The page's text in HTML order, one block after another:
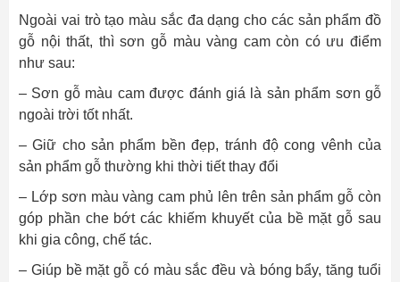
Ngoài vai trò tạo màu sắc đa dạng cho các sản phẩm đồ
gỗ nội thất, thì sơn gỗ màu vàng cam còn có ưu điểm
như sau:
– Sơn gỗ màu cam được đánh giá là sản phẩm sơn gỗ
ngoài trời tốt nhất.
– Giữ cho sản phẩm bền đẹp, tránh độ cong vênh của
sản phẩm gỗ thường khi thời tiết thay đổi
– Lớp sơn màu vàng cam phủ lên trên sản phẩm gỗ còn
góp phần che bớt các khiếm khuyết của bề mặt gỗ sau
khi gia công, chế tác.
– Giúp bề mặt gỗ có màu sắc đều và bóng bẩy, tăng tuổi